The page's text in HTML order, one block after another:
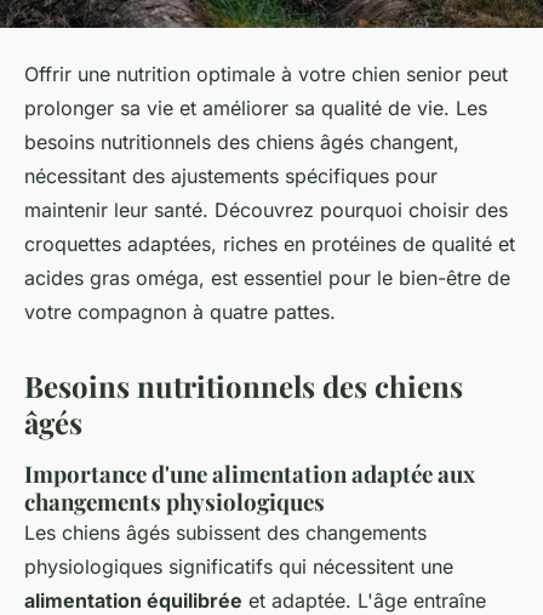
Offrir une nutrition optimale à votre chien senior peut
prolonger sa vie et améliorer sa qualité de vie. Les
besoins nutritionnels des chiens âgés changent,
nécessitant des ajustements spécifiques pour
maintenir leur santé. Découvrez pourquoi choisir des
croquettes adaptées, riches en protéines de qualité et
acides gras oméga, est essentiel pour le bien-être de
votre compagnon à quatre pattes.
Besoins nutritionnels des chiens
âgés
Importance d'une alimentation adaptée aux
changements physiologiques
Les chiens âgés subissent des changements
physiologiques significatifs qui nécessitent une
alimentation équilibrée et adaptée. L'âge entraîne